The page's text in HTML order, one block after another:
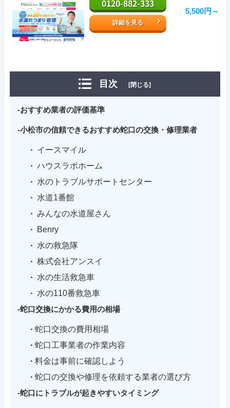
0120-882-333
詳細を見る
5,500円～
目次 [閉じる]
おすすめ業者の評価基準
小松市の信頼できるおすすめ蛇口の交換・修理業者
イースマイル
ハウスラボホーム
水のトラブルサポートセンター
水道1番館
みんなの水道屋さん
Benry
水の救急隊
株式会社アンスイ
水の生活救急車
水の110番救急車
蛇口交換にかかる費用の相場
蛇口交換の費用相場
蛇口工事業者の作業内容
料金は事前に確認しよう
蛇口の交換や修理を依頼する業者の選び方
蛇口にトラブルが起きやすいタイミング